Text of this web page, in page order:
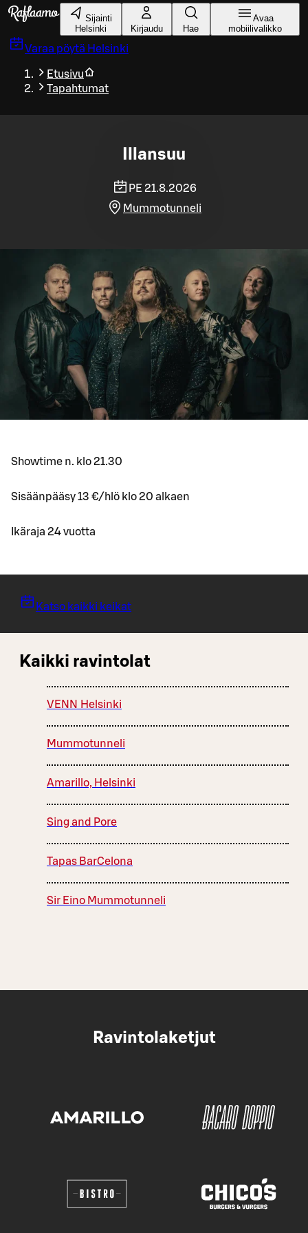
Siirry pääsisältöön
Sijainti
Helsinki
Kirjaudu Hae
Avaa
mobiilivalikko
Varaa pöytä Helsinki
Etusivu
Tapahtumat
Illansuu
PE 21.8.2026
Mummotunneli
Showtime n. klo 21.30
Sisäänpääsy 13 €/hlö klo 20 alkaen
Ikäraja 24 vuotta
Katso kaikki keikat
Kaikki ravintolat
VENN Helsinki
Mummotunneli
Amarillo, Helsinki
Sing and Pore
Tapas BarCelona
Sir Eino Mummotunneli
Ravintolaketjut